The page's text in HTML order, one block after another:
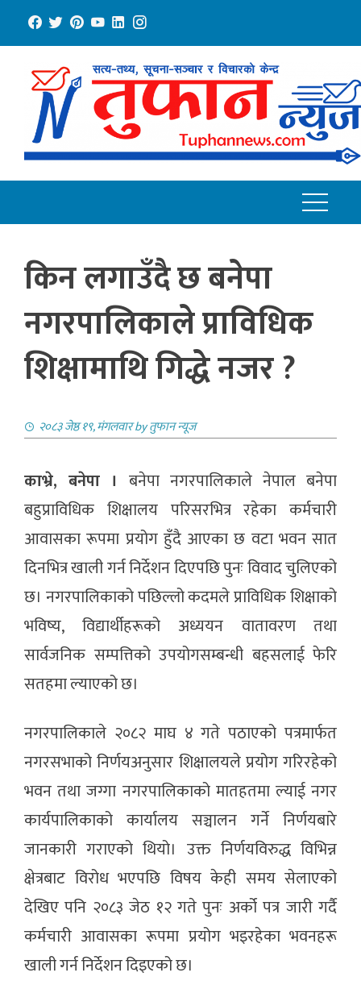
content
किन लगाउँदै छ बनेपा
नगरपालिकाले प्राविधिक
शिक्षामाथि गिद्धे नजर ?
२०८३ जेष्ठ १९, मंगलवारbyतुफान न्यूज
काभ्रे, बनेपा । बनेपा नगरपालिकाले नेपाल बनेपा
बहुप्राविधिक शिक्षालय परिसरभित्र रहेका कर्मचारी
आवासका रूपमा प्रयोग हुँदै आएका छ वटा भवन सात
दिनभित्र खाली गर्न निर्देशन दिएपछि पुनः विवाद चुलिएको
छ। नगरपालिकाको पछिल्लो कदमले प्राविधिक शिक्षाको
भविष्य, विद्यार्थीहरूको अध्ययन वातावरण तथा
सार्वजनिक सम्पत्तिको उपयोगसम्बन्धी बहसलाई फेरि
सतहमा ल्याएको छ।
नगरपालिकाले २०८२ माघ ४ गते पठाएको पत्रमार्फत
नगरसभाको निर्णयअनुसार शिक्षालयले प्रयोग गरिरहेको
भवन तथा जग्गा नगरपालिकाको मातहतमा ल्याई नगर
कार्यपालिकाको कार्यालय सञ्चालन गर्ने निर्णयबारे
जानकारी गराएको थियो। उक्त निर्णयविरुद्ध विभिन्न
क्षेत्रबाट विरोध भएपछि विषय केही समय सेलाएको
देखिए पनि २०८३ जेठ १२ गते पुनः अर्को पत्र जारी गर्दै
कर्मचारी आवासका रूपमा प्रयोग भइरहेका भवनहरू
खाली गर्न निर्देशन दिइएको छ।